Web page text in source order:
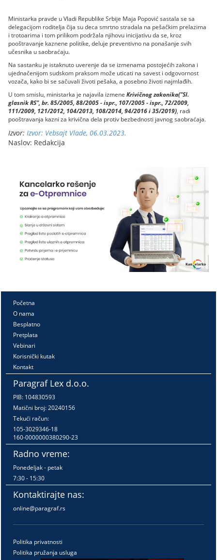
Ministarka pravde u Vladi Republike Srbije Maja Popović sastala se sa
delegacijom roditelja čija su deca smrtno stradala na pešačkim prelazima
i trotoarima i tom prilikom podržala njihovu inicijativu da se, kroz
pooštravanje kaznene politike, deluje preventivno na ponašanje svih
učesnika u saobraćaju.
Na sastanku je istaknuto uverenje da se izmenama postojećih zakona i
ujednačenijom sudskom praksom može uticati na savest i odgovornost
vozača, kako bi se sačuvali životi pešaka, a posebno životi najmlađih.
U tom smislu, ministarka je najavila izmeneKrivičnog zakonika("Sl.
glasnik RS", br. 85/2005, 88/2005 - ispr., 107/2005 - ispr., 72/2009,
111/2009, 121/2012, 104/2013, 108/2014, 94/2016 i 35/2019), radi
pooštravanja kazni za krivična dela protiv bezbednosti javnog saobraćaja.
Izvor:Izvor: Vebsajt Vlade, 06.03.2023.
Naslov: Redakcija
Početna
O nama
Besplatno
Pretplata
Vebinari
Korisnički kutak
Kontakt
Paragraf Lex d.o.o.
PIB: 104830593
Matični broj: 20240156
Tekući račun:
105-3029346-18
160-0000000380290-23
Radno vreme:
Ponedeljak - petak
7:30 - 15:30
Kontaktirajte nas:
online@paragraf.rs
Politika privatnosti
Politika pružanja usluga